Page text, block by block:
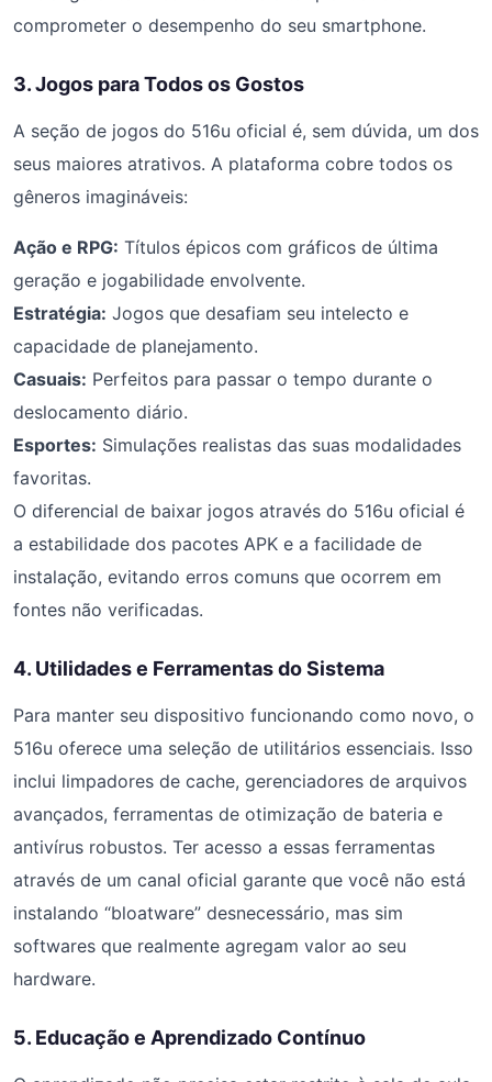
comprometer o desempenho do seu smartphone.
3. Jogos para Todos os Gostos
A seção de jogos do 516u oficial é, sem dúvida, um dos
seus maiores atrativos. A plataforma cobre todos os
gêneros imagináveis:
Ação e RPG: Títulos épicos com gráficos de última
geração e jogabilidade envolvente.
Estratégia: Jogos que desafiam seu intelecto e
capacidade de planejamento.
Casuais: Perfeitos para passar o tempo durante o
deslocamento diário.
Esportes: Simulações realistas das suas modalidades
favoritas.
O diferencial de baixar jogos através do 516u oficial é
a estabilidade dos pacotes APK e a facilidade de
instalação, evitando erros comuns que ocorrem em
fontes não verificadas.
4. Utilidades e Ferramentas do Sistema
Para manter seu dispositivo funcionando como novo, o
516u oferece uma seleção de utilitários essenciais. Isso
inclui limpadores de cache, gerenciadores de arquivos
avançados, ferramentas de otimização de bateria e
antivírus robustos. Ter acesso a essas ferramentas
através de um canal oficial garante que você não está
instalando “bloatware” desnecessário, mas sim
softwares que realmente agregam valor ao seu
hardware.
5. Educação e Aprendizado Contínuo